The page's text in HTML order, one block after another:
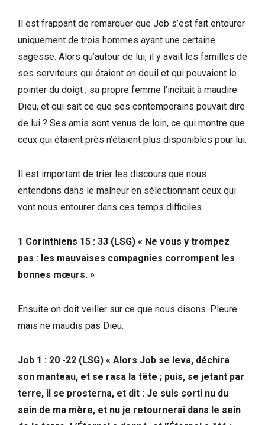
Il est frappant de remarquer que Job s’est fait entourer
uniquement de trois hommes ayant une certaine
sagesse. Alors qu’autour de lui, il y avait les familles de
ses serviteurs qui étaient en deuil et qui pouvaient le
pointer du doigt ; sa propre femme l’incitait à maudire
Dieu, et qui sait ce que ses contemporains pouvait dire
de lui ? Ses amis sont venus de loin, ce qui montre que
ceux qui étaient près n’étaient plus disponibles pour lui.
Il est important de trier les discours que nous
entendons dans le malheur en sélectionnant ceux qui
vont nous entourer dans ces temps difficiles.
1 Corinthiens 15 : 33 (LSG) « Ne vous y trompez
pas : les mauvaises compagnies corrompent les
bonnes mœurs. »
Ensuite on doit veiller sur ce que nous disons. Pleure
mais ne maudis pas Dieu.
Job 1 : 20 -22 (LSG) « Alors Job se leva, déchira
son manteau, et se rasa la tête ; puis, se jetant par
terre, il se prosterna, et dit : Je suis sorti nu du
sein de ma mère, et nu je retournerai dans le sein